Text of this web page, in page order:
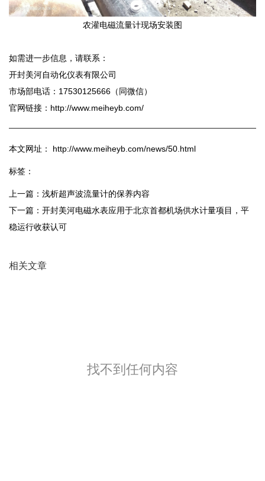
农灌电磁流量计现场安装图
如需进一步信息，请联系：
开封美河自动化仪表有限公司
市场部电话：17530125666（同微信）
官网链接：http://www.meiheyb.com/
本文网址： http://www.meiheyb.com/news/50.html
标签：
上一篇： 浅析超声波流量计的保养内容
下一篇： 开封美河电磁水表应用于北京首都机场供水计量项目，平
稳运行收获认可
相关文章
找不到任何内容